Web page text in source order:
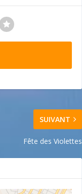
SUIVANT
Fête des Violettes